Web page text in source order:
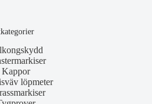
Kappor
löpmeter